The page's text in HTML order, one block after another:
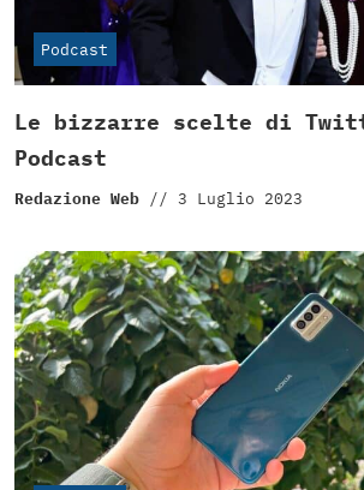
Podcast
Le bizzarre scelte di
Podcast
Redazione Web // 3 Luglio 2023